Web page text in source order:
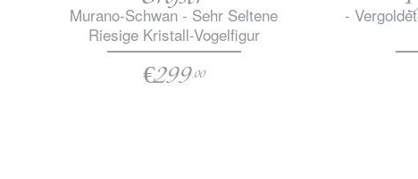
Murano-Schwan - Sehr Seltene
Riesige Kristall-Vogelfigur
€299.00
-